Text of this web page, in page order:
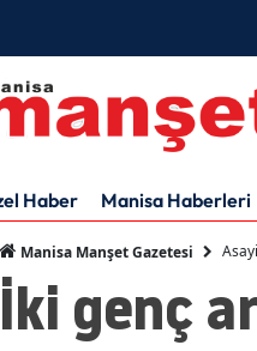
Haber Manisa Haberleri
Manisa Manşet Gazetesi
İki genç